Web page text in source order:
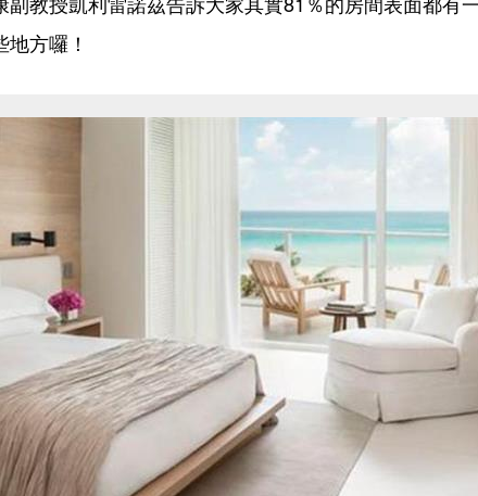
方囉！